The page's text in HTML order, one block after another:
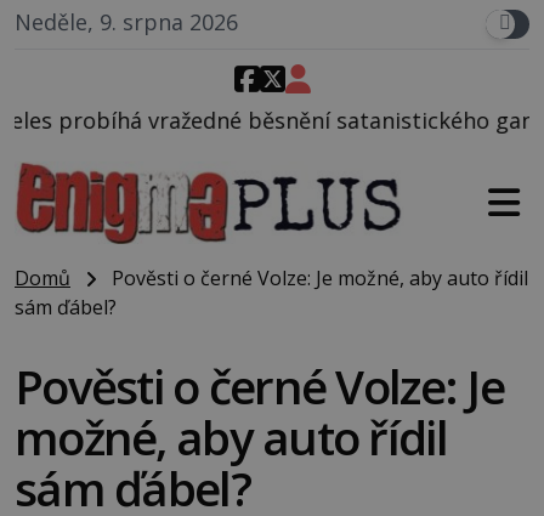
Neděle, 9. srpna 2026
satanistického gangu vedeného
Domů
Pověsti o černé Volze: Je možné, aby auto řídil
sám ďábel?
Pověsti o černé Volze: Je
možné, aby auto řídil
sám ďábel?